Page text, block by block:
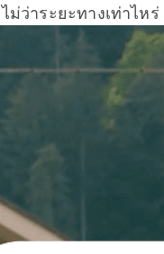
ไม่ว่าระยะทางเท่าไหร่